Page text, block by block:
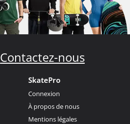
Contactez-nous
SkatePro
Connexion
À propos de nous
Mentions légales